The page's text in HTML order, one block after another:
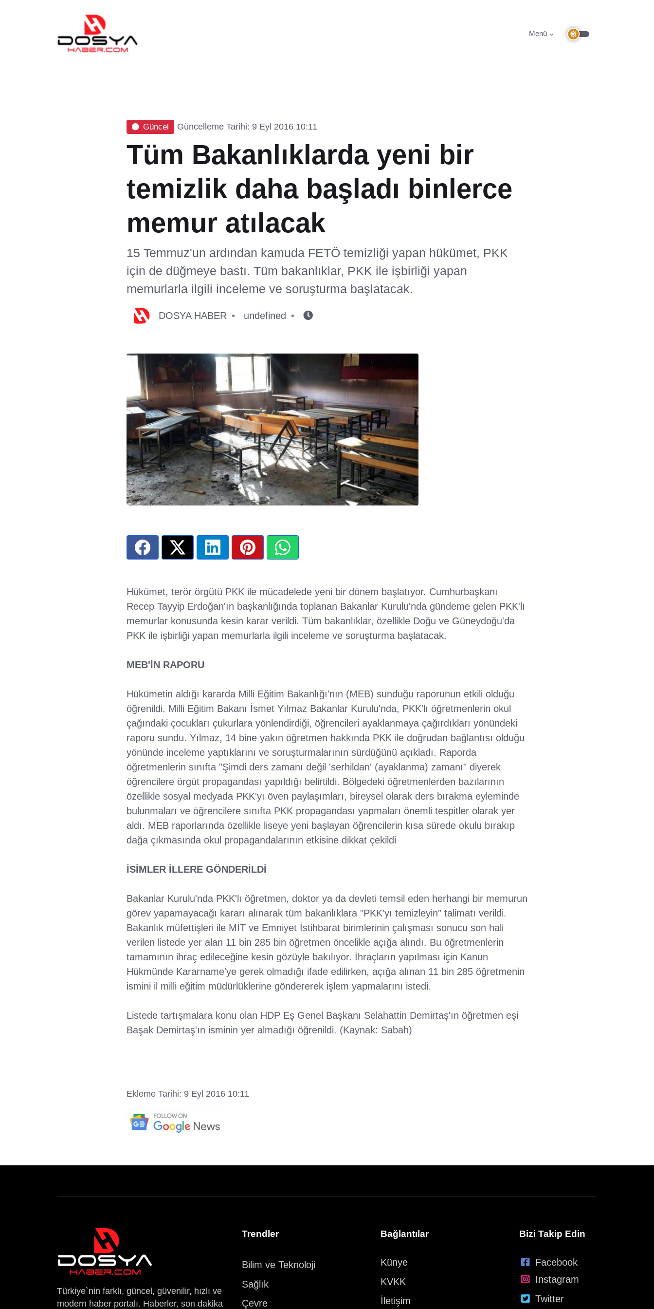
Menü
Güncel Güncelleme Tarihi: 9 Eyl 2016 10:11
Tüm Bakanlıklarda yeni bir
temizlik daha başladı binlerce
memur atılacak
15 Temmuz'un ardından kamuda FETÖ temizliği yapan hükümet, PKK
için de düğmeye bastı. Tüm bakanlıklar, PKK ile işbirliği yapan
memurlarla ilgili inceleme ve soruşturma başlatacak.
DOSYA HABER undefined
Hükümet, terör örgütü PKK ile mücadelede yeni bir dönem başlatıyor. Cumhurbaşkanı
Recep Tayyip Erdoğan'ın başkanlığında toplanan Bakanlar Kurulu'nda gündeme gelen PKK'lı
memurlar konusunda kesin karar verildi. Tüm bakanlıklar, özellikle Doğu ve Güneydoğu'da
PKK ile işbirliği yapan memurlarla ilgili inceleme ve soruşturma başlatacak.
MEB'İN RAPORU
Hükümetin aldığı kararda Milli Eğitim Bakanlığı'nın (MEB) sunduğu raporunun etkili olduğu
öğrenildi. Milli Eğitim Bakanı İsmet Yılmaz Bakanlar Kurulu'nda, PKK'lı öğretmenlerin okul
çağındaki çocukları çukurlara yönlendirdiği, öğrencileri ayaklanmaya çağırdıkları yönündeki
raporu sundu. Yılmaz, 14 bine yakın öğretmen hakkında PKK ile doğrudan bağlantısı olduğu
yönünde inceleme yaptıklarını ve soruşturmalarının sürdüğünü açıkladı. Raporda
öğretmenlerin sınıfta "Şimdi ders zamanı değil 'serhildan' (ayaklanma) zamanı" diyerek
öğrencilere örgüt propagandası yapıldığı belirtildi. Bölgedeki öğretmenlerden bazılarının
özellikle sosyal medyada PKK'yı öven paylaşımları, bireysel olarak ders bırakma eyleminde
bulunmaları ve öğrencilere sınıfta PKK propagandası yapmaları önemli tespitler olarak yer
aldı. MEB raporlarında özellikle liseye yeni başlayan öğrencilerin kısa sürede okulu bırakıp
dağa çıkmasında okul propagandalarının etkisine dikkat çekildi
İSİMLER İLLERE GÖNDERİLDİ
Bakanlar Kurulu'nda PKK'lı öğretmen, doktor ya da devleti temsil eden herhangi bir memurun
görev yapamayacağı kararı alınarak tüm bakanlıklara "PKK'yı temizleyin" talimatı verildi.
Bakanlık müfettişleri ile MİT ve Emniyet İstihbarat birimlerinin çalışması sonucu son hali
verilen listede yer alan 11 bin 285 bin öğretmen öncelikle açığa alındı. Bu öğretmenlerin
tamamının ihraç edileceğine kesin gözüyle bakılıyor. İhraçların yapılması için Kanun
Hükmünde Kararname'ye gerek olmadığı ifade edilirken, açığa alınan 11 bin 285 öğretmenin
ismini il milli eğitim müdürlüklerine göndererek işlem yapmalarını istedi.
Listede tartışmalara konu olan HDP Eş Genel Başkanı Selahattin Demirtaş'ın öğretmen eşi
Başak Demirtaş'ın isminin yer almadığı öğrenildi. (Kaynak: Sabah)
Ekleme Tarihi: 9 Eyl 2016 10:11
Türkiye`nin farklı, güncel, güvenilir, hızlı ve
modern haber portalı. Haberler, son dakika
Trendler
Bilim ve Teknoloji
Sağlık
Çevre
Bağlantılar
Künye
KVKK
İletişim
Bizi Takip Edin
Facebook
Instagram
Twitter